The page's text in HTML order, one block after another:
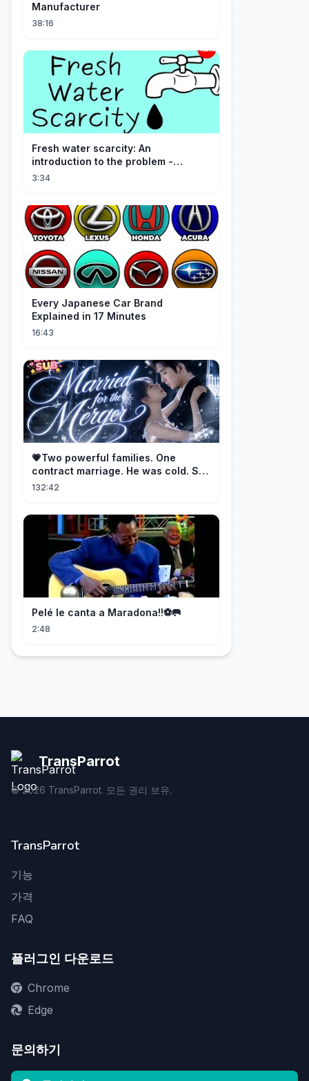
Manufacturer
38:16
Fresh water scarcity: An
introduction to the problem -
Christiana Z. Peppard
3:34
Every Japanese Car Brand
Explained in 17 Minutes
16:43
💗Two powerful families. One
contract marriage. He was cold. She
was fierce💔 [Married for the
132:42
Pelé le canta a Maradona!!⚽️🥅
2:48
TransParrot
©2026 TransParrot. 모든 권리 보유.
TransParrot
기능
가격
FAQ
플러그인 다운로드
Chrome
Edge
문의하기